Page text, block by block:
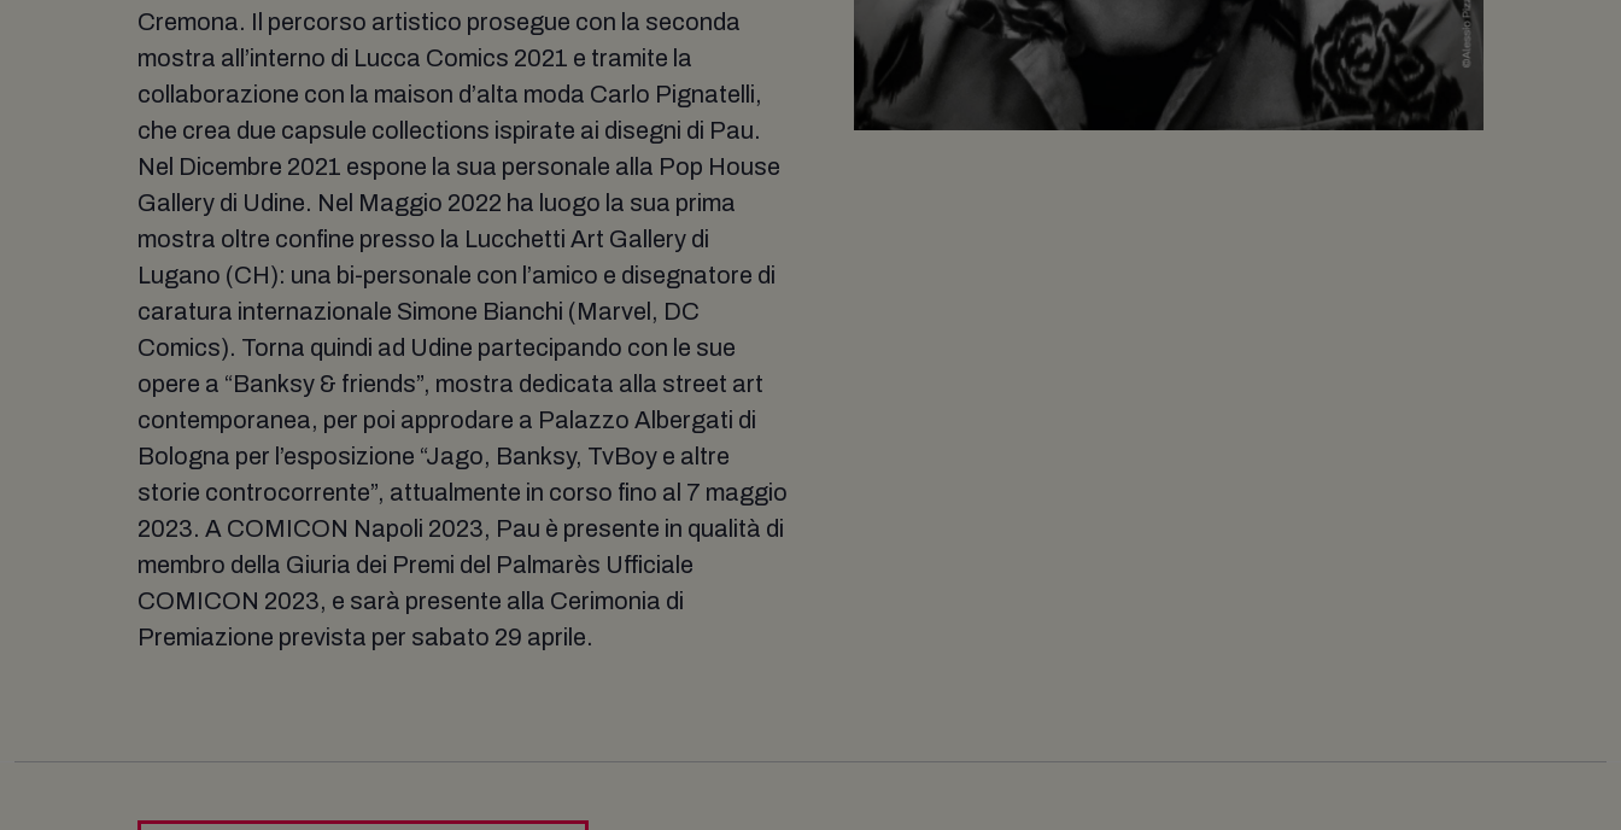
Cremona. Il percorso artistico prosegue con la seconda
mostra all’interno di Lucca Comics 2021 e tramite la
collaborazione con la maison d’alta moda Carlo Pignatelli,
che crea due capsule collections ispirate ai disegni di Pau.
Nel Dicembre 2021 espone la sua personale alla Pop House
Gallery di Udine. Nel Maggio 2022 ha luogo la sua prima
mostra oltre confine presso la Lucchetti Art Gallery di
Lugano (CH): una bi-personale con l’amico e disegnatore di
caratura internazionale Simone Bianchi (Marvel, DC
Comics). Torna quindi ad Udine partecipando con le sue
opere a “Banksy & friends”, mostra dedicata alla street art
contemporanea, per poi approdare a Palazzo Albergati di
Bologna per l’esposizione “Jago, Banksy, TvBoy e altre
storie controcorrente”, attualmente in corso fino al 7 maggio
2023. A COMICON Napoli 2023, Pau è presente in qualità di
membro della Giuria dei Premi del Palmarès Ufficiale
COMICON 2023, e sarà presente alla Cerimonia di
Premiazione prevista per sabato 29 aprile.